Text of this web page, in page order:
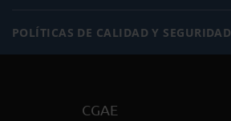
POLÍTICAS DE CALIDAD Y SEGURIDAD
CGAE